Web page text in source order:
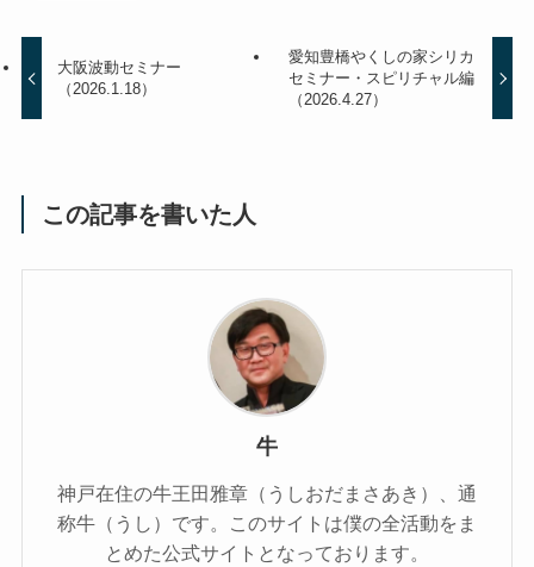
大阪波動セミナー
（2026.1.18）
愛知豊橋やくしの家シリカ
セミナー・スピリチャル編
（2026.4.27）
この記事を書いた人
牛
神戸在住の牛王田雅章（うしおだまさあき）、通
称牛（うし）です。このサイトは僕の全活動をま
とめた公式サイトとなっております。